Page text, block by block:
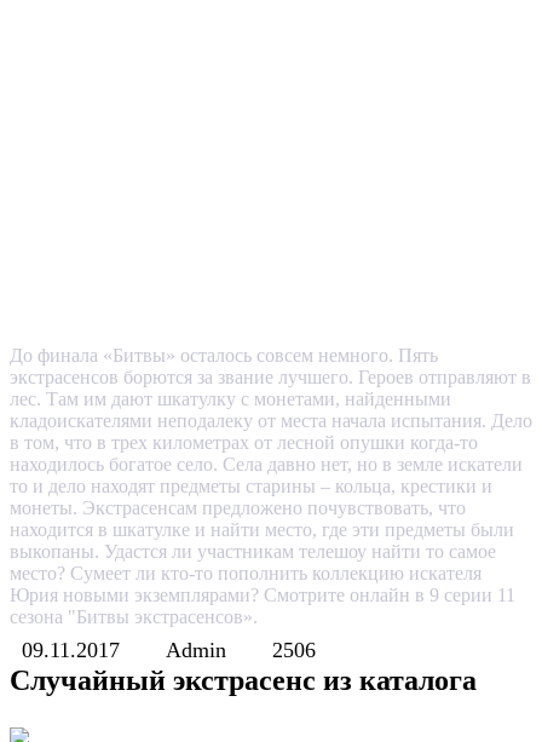
До финала «Битвы» осталось совсем немного. Пять
экстрасенсов борются за звание лучшего. Героев отправляют в
лес. Там им дают шкатулку с монетами, найденными
кладоискателями неподалеку от места начала испытания. Дело
в том, что в трех километрах от лесной опушки когда-то
находилось богатое село. Села давно нет, но в земле искатели
то и дело находят предметы старины – кольца, крестики и
монеты. Экстрасенсам предложено почувствовать, что
находится в шкатулке и найти место, где эти предметы были
выкопаны. Удастся ли участникам телешоу найти то самое
место? Сумеет ли кто-то пополнить коллекцию искателя
Юрия новыми экземплярами? Смотрите онлайн в 9 серии 11
сезона "Битвы экстрасенсов».
09.11.2017 Admin 2506
Случайный экстрасенс из каталога